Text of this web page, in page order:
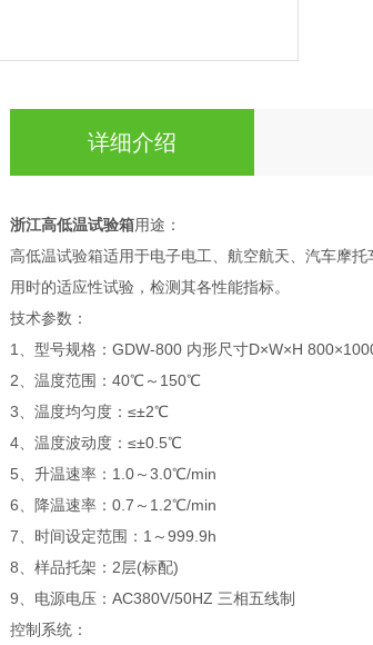
详细介绍
浙江高低温试验箱用途：
高低温试验箱适用于电子电工、航空航天、汽车摩
用时的适应性试验，检测其各性能指标。
技术参数：
1、型号规格：GDW-800 内形尺寸D×W×H
2、温度范围：40℃～150℃
3、温度均匀度：≤±2℃
4、温度波动度：≤±0.5℃
5、升温速率：1.0～3.0℃/min
6、降温速率：0.7～1.2℃/min
7、时间设定范围：1～999.9h
8、样品托架：2层(标配)
9、电源电压：AC380V/50HZ 三相五线制
控制系统：